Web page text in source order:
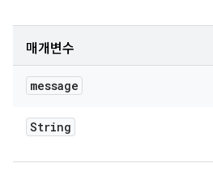
매개변수
message
String